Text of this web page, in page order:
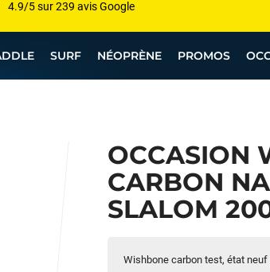
marques sont chez Funway
de remise sur le windsurf, wingfoil, etc...
garanti — Moins cher ailleurs ? On s’aligne !
SURF NÉOPRÈNE PROMOS
OCCASION
CARBON
SLALOM
Wishbone carbon test, état neuf